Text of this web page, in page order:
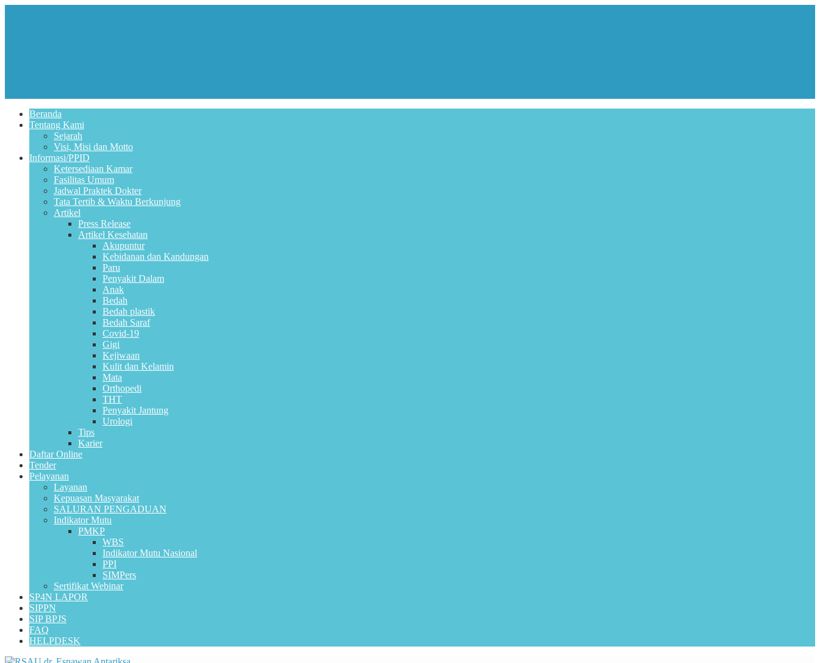
Beranda
Tentang Kami
Sejarah
Visi, Misi dan Motto
Informasi/PPID
Ketersediaan Kamar
Fasilitas Umum
Jadwal Praktek Dokter
Tata Tertib & Waktu Berkunjung
Artikel
Press Release
Artikel Kesehatan
Akupuntur
Kebidanan dan Kandungan
Paru
Penyakit Dalam
Anak
Bedah
Bedah plastik
Bedah Saraf
Covid-19
Gigi
Kejiwaan
Kulit dan Kelamin
Mata
Orthopedi
THT
Penyakit Jantung
Urologi
Tips
Karier
Daftar Online
Tender
Pelayanan
Layanan
Kepuasan Masyarakat
SALURAN PENGADUAN
Indikator Mutu
PMKP
WBS
Indikator Mutu Nasional
PPI
SIMPers
Sertifikat Webinar
SP4N LAPOR
SIPPN
SIP BPJS
FAQ
HELPDESK